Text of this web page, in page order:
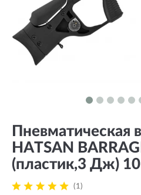
Пневматическая
HATSAN
(пластик,3 Дж)
(1)